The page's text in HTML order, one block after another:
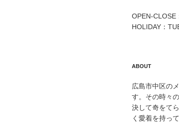
OPEN-CLOSE
HOLIDAY：
ABOUT
広島市中区の
す。その時々
決して奇をて
く愛着を持っ